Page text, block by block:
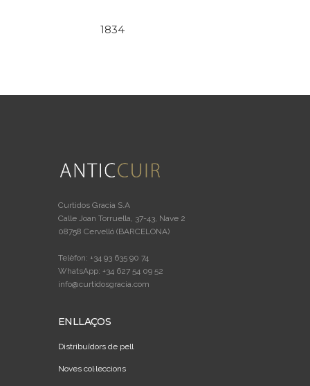
1834
Curtidos Gracia S.A
Calle Joan Torruella, 37-43, Nave 2
08758 Cervelló (BARCELONA)
Telèfon: +34 93 635 90 74
WhatsApp: +34 627 54 09 52
info@curtidosgracia.com
ENLLAÇOS
Distribuïdors de pell
Noves col·leccions